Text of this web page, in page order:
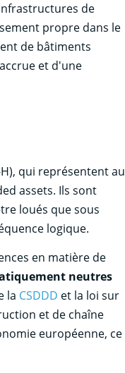
de
propre dans le
de bâtiments
et d'une
qui représentent au
assets. Ils sont
loués que sous
logique.
en matière de
neutres
la CSDDD et la loi sur
et de chaîne
européenne, ce